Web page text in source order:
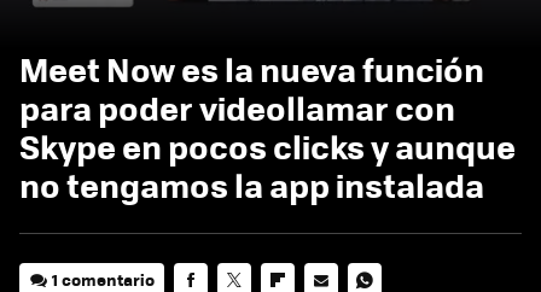
Meet Now es la nueva función
para poder videollamar con
Skype en pocos clicks y aunque
no tengamos la app instalada
1 comentario